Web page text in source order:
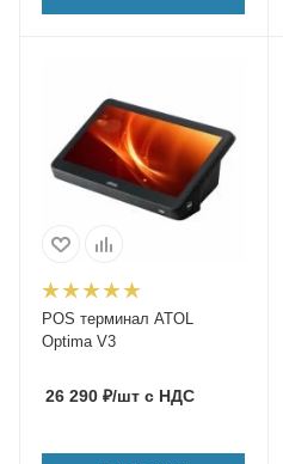
POS терминал ATOL
Optima V3
26 290 ₽/шт с НДС